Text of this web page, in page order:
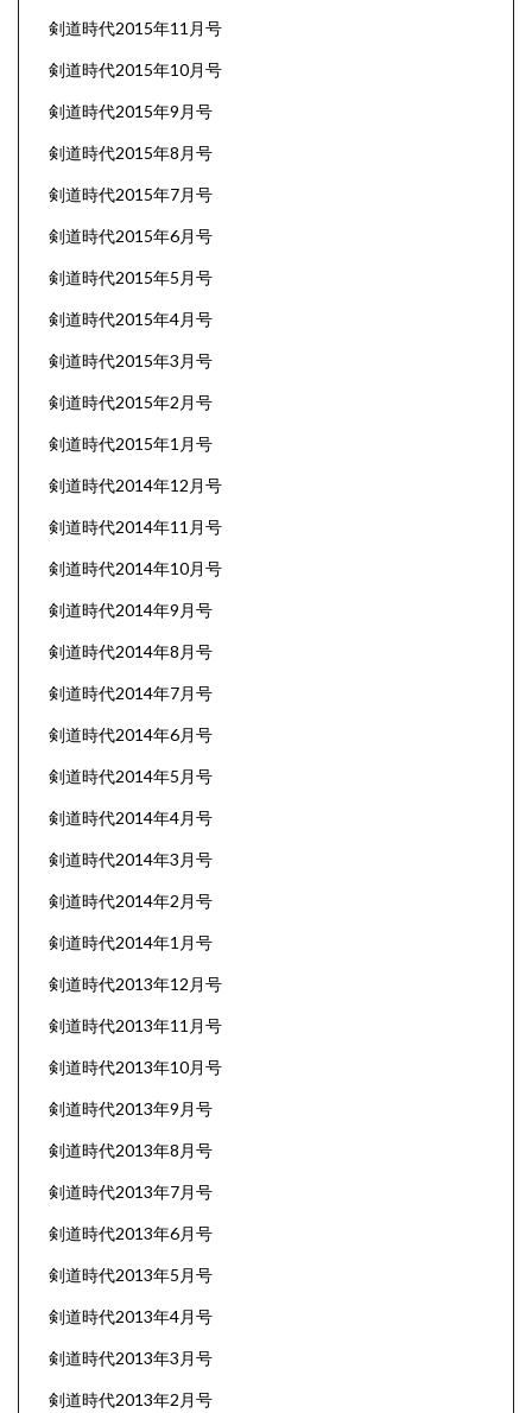
剣道時代2015年11月号
剣道時代2015年10月号
剣道時代2015年9月号
剣道時代2015年8月号
剣道時代2015年7月号
剣道時代2015年6月号
剣道時代2015年5月号
剣道時代2015年4月号
剣道時代2015年3月号
剣道時代2015年2月号
剣道時代2015年1月号
剣道時代2014年12月号
剣道時代2014年11月号
剣道時代2014年10月号
剣道時代2014年9月号
剣道時代2014年8月号
剣道時代2014年7月号
剣道時代2014年6月号
剣道時代2014年5月号
剣道時代2014年4月号
剣道時代2014年3月号
剣道時代2014年2月号
剣道時代2014年1月号
剣道時代2013年12月号
剣道時代2013年11月号
剣道時代2013年10月号
剣道時代2013年9月号
剣道時代2013年8月号
剣道時代2013年7月号
剣道時代2013年6月号
剣道時代2013年5月号
剣道時代2013年4月号
剣道時代2013年3月号
剣道時代2013年2月号